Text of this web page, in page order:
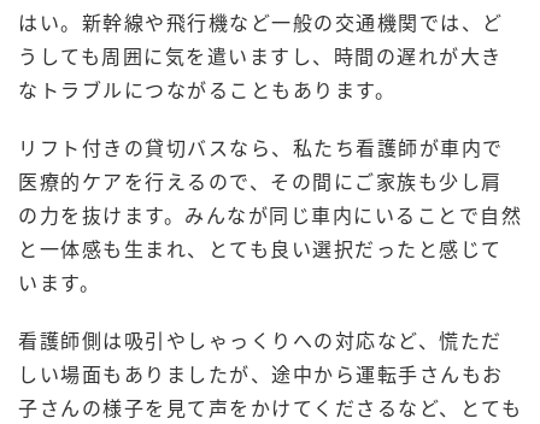
はい。新幹線や飛行機など一般の交通機関では、ど
うしても周囲に気を遣いますし、時間の遅れが大き
なトラブルにつながることもあります。
リフト付きの貸切バスなら、私たち看護師が車内で
医療的ケアを行えるので、その間にご家族も少し肩
の力を抜けます。みんなが同じ車内にいることで自然
と一体感も生まれ、とても良い選択だったと感じて
います。
看護師側は吸引やしゃっくりへの対応など、慌ただ
しい場面もありましたが、途中から運転手さんもお
子さんの様子を見て声をかけてくださるなど、とても